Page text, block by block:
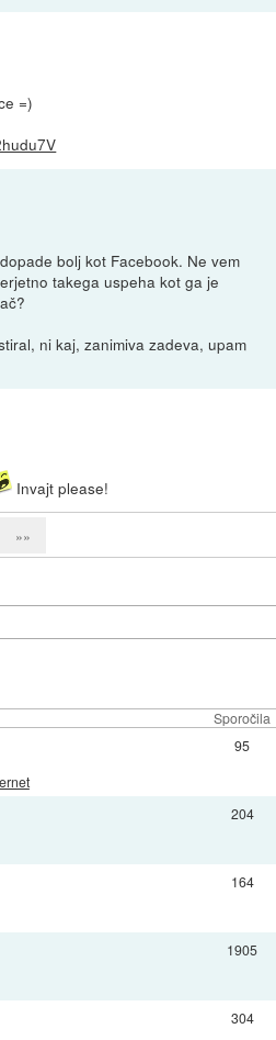
=)
bolj kot Facebook. Ne vem
takega uspeha kot ga je
ni kaj, zanimiva zadeva, upam
Invajt please!
»»
Sporočila
95
204
164
1905
304